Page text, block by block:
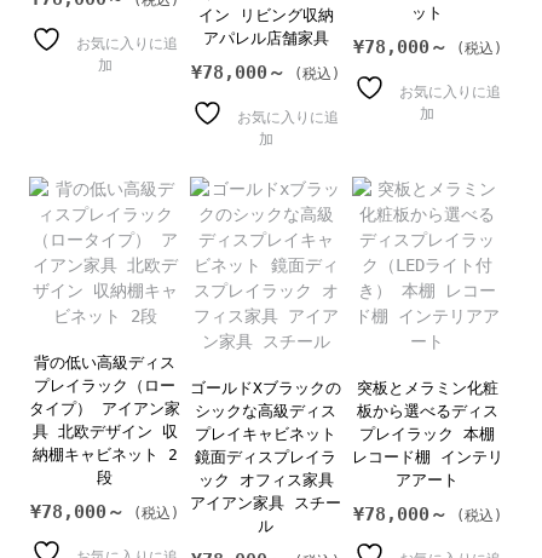
お気に入りに追
加
イン リビング収納
アパレル店舗家具
¥78,000～
お気に入りに追
加
ット
¥78,000～
お気に入りに追
加
背の低い高級ディス
プレイラック（ロー
タイプ） アイアン家
具 北欧デザイン 収
納棚キャビネット 2
段
¥78,000～
ゴールドXブラックの
シックな高級ディス
プレイキャビネット
鏡面ディスプレイラ
ック オフィス家具
アイアン家具 スチー
ル
突板とメラミン化粧
板から選べるディス
プレイラック 本棚
レコード棚 インテリ
アアート
¥78,000～